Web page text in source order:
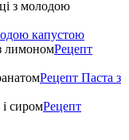
капустою
Рецепт
Рецепт Паста з
Рецепт